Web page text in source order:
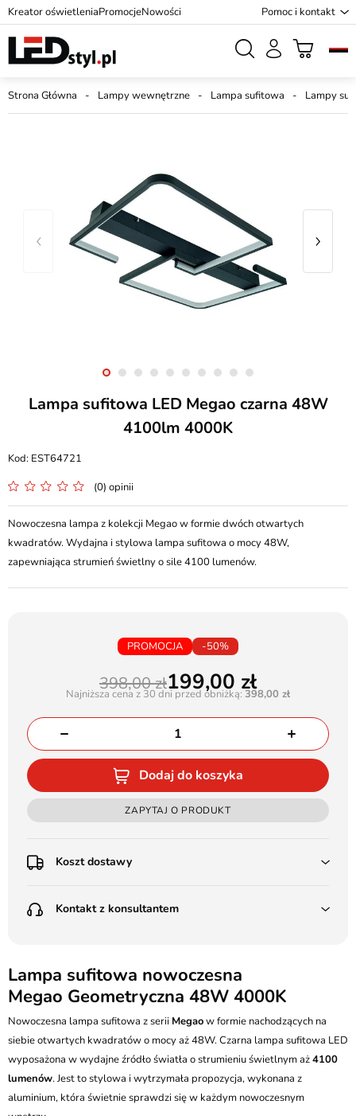
Kreator oświetleniaPromocjeNowości Pomoc i kontakt
Strona Główna Lampy wewnętrzne Lampa sufitowa Lampy
Lampa sufitowa LED Megao czarna 48W
4100lm 4000K
EST64721
(0) opinii
Nowoczesna lampa z kolekcji Megao w formie dwóch otwartych
kwadratów. Wydajna i stylowa lampa sufitowa o mocy 48W,
zapewniająca strumień świetlny o sile 4100 lumenów.
PROMOCJA -50%
199,00
398,00
Najniższa cena z 30 dni przed obniżką: 398,00 zł
Dodaj do koszyka
ZAPYTAJ O PRODUKT
Koszt dostawy
Poczta Polska Kurier 48H - 11 zł
(od 1000 zł dla gabarytów, nie dotyczy produktów 3m)
Pobranie:
Poczta Polska Kurier 48H - 16 zł
Kurier GLS - 20 zł
Przesyłka Gabarytowa - 35 zł
Kontakt z konsultantem
Batalionów Chłopskich 12, 94-058 Łódź
506 336 320
kontakt@ledstyl.pl
Lampa sufitowa nowoczesna
Megao Geometryczna 48W 4000K
Nowoczesna lampa sufitowa z serii Megaow formie nachodzących na
siebie otwartych kwadratów o mocy aż 48W. Czarna lampa sufitowa LED
wyposażona w wydajne źródło światła o strumieniu świetlnym aż4100
lumenów. Jest to stylowa i wytrzymała propozycja, wykonana z
aluminium, która świetnie sprawdzi się w każdym nowoczesnym